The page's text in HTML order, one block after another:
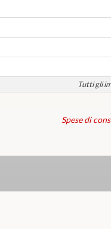
Tutti gli
Spese di